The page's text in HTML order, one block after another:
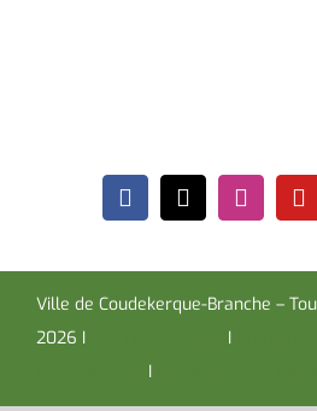
Ville de Coudekerque-Branche –
2026 I
I
I